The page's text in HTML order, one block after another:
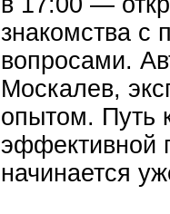
знакомства с
вопросами.
Москалев,
опытом. Путь
эффективной
начинается